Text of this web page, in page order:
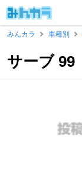
みんカラ
車種別
サーブ 99